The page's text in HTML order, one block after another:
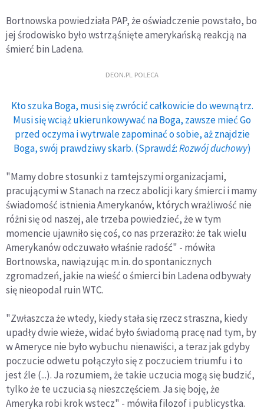
Bortnowska powiedziała PAP, że oświadczenie powstało, bo
jej środowisko było wstrząśnięte amerykańską reakcją na
śmierć bin Ladena.
DEON.PL POLECA
Kto szuka Boga, musi się zwrócić całkowicie do wewnątrz.
Musi się wciąż ukierunkowywać na Boga, zawsze mieć Go
przed oczyma i wytrwale zapominać o sobie, aż znajdzie
Boga, swój prawdziwy skarb. (Sprawdź:Rozwój duchowy)
"Mamy dobre stosunki z tamtejszymi organizacjami,
pracującymi w Stanach na rzecz abolicji kary śmierci i mamy
świadomość istnienia Amerykanów, których wrażliwość nie
różni się od naszej, ale trzeba powiedzieć, że w tym
momencie ujawniło się coś, co nas przeraziło: że tak wielu
Amerykanów odczuwało właśnie radość" - mówiła
Bortnowska, nawiązując m.in. do spontanicznych
zgromadzeń, jakie na wieść o śmierci bin Ladena odbywały
się nieopodal ruin WTC.
"Zwłaszcza że wtedy, kiedy stała się rzecz straszna, kiedy
upadły dwie wieże, widać było świadomą pracę nad tym, by
w Ameryce nie było wybuchu nienawiści, a teraz jak gdyby
poczucie odwetu połączyło się z poczuciem triumfu i to
jest źle (...). Ja rozumiem, że takie uczucia mogą się budzić,
tylko że te uczucia są nieszczęściem. Ja się boję, że
Ameryka robi krok wstecz" - mówiła filozof i publicystka.